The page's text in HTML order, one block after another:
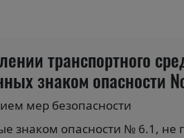
транспортного
знаком опасности
мер безопасности
знаком опасности № 6.1, не